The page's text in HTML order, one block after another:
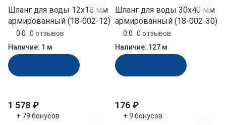
Шланг для воды 12х18 мм
армированный (18-002-12)
0.0 0 отзывов
Наличие: 1 м
Шланг для воды 30х40 мм
армированный (18-002-30)
0.0 0 отзывов
Наличие: 127 м
1 578 ₽
+ 79 бонусов
176 ₽
+ 9 бонусов